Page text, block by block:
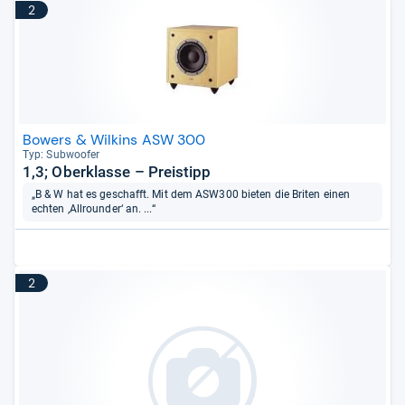
2
Bowers & Wilkins ASW 300
Typ: Sub­woofer
1,3; Oberklasse – Preistipp
„B & W hat es geschafft. Mit dem ASW300 bieten die Briten einen
echten ‚Allrounder‘ an. ...“
2